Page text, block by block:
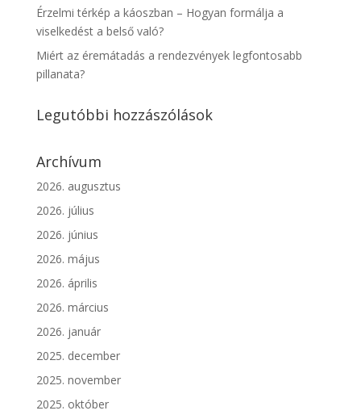
Érzelmi térkép a káoszban – Hogyan formálja a
viselkedést a belső való?
Miért az éremátadás a rendezvények legfontosabb
pillanata?
Legutóbbi hozzászólások
Archívum
2026. augusztus
2026. július
2026. június
2026. május
2026. április
2026. március
2026. január
2025. december
2025. november
2025. október